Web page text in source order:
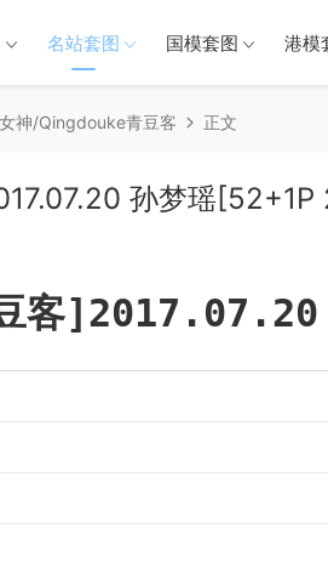
名站套图 国模套图 港模
神/Qingdouke青豆客 正文
孙梦瑶[52+1P
客